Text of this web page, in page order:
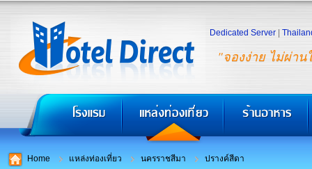
"จองง่าย ไม่ผ่าน
Dedicated Server
Home แหล่งท่องเที่ยว นครราชสีมา ปรางค์สีดา